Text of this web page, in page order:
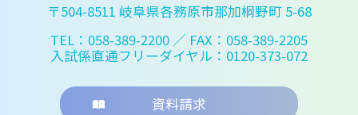
〒504-8511 岐阜県各務原市那加桐野町 5-68
TEL：058-389-2200 ／ FAX：058-389-2205
入試係直通フリーダイヤル：0120-373-072
資料請求